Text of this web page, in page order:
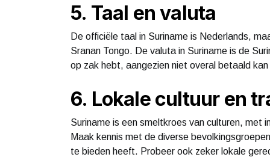
5. Taal en valuta
De officiële taal in Suriname is Nederlands,
Sranan Tongo. De valuta in Suriname is de
op zak hebt, aangezien niet overal betaald
6. Lokale cultuur en
Suriname is een smeltkroes van culturen, met
Maak kennis met de diverse
te bieden heeft. Probeer ook zeker lokale